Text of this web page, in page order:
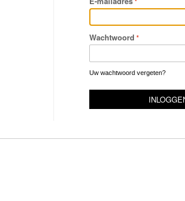
Wachtwoord
Uw wachtwoord vergeten?